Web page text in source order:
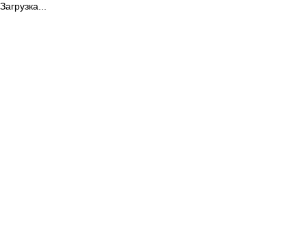
Загрузка...